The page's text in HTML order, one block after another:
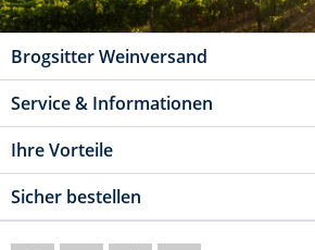
Brogsitter Weinversand
Service & Informationen
Ihre Vorteile
Sicher bestellen